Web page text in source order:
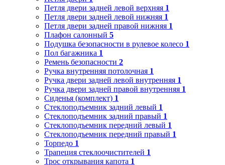
Петля двери задней левой верхняя 1
Петля двери задней левой нижняя 1
Петля двери задней правой нижняя 1
Плафон салонный 5
Подушка безопасности в рулевое колесо 1
Пол багажника 1
Ремень безопасности 2
Ручка внутренняя потолочная 1
Ручка двери задней левой внутренняя 1
Ручка двери задней правой внутренняя 1
Сиденья (комплект) 1
Стеклоподъемник задний левый 1
Стеклоподъемник задний правый 1
Стеклоподъемник передний левый 1
Стеклоподъемник передний правый 1
Торпедо 1
Трапеция стеклоочистителей 1
Трос открывания капота 1